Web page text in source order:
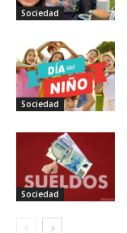
Sociedad
Sociedad
Sociedad